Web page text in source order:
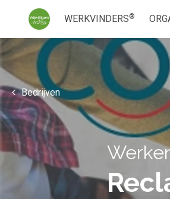
WERKVINDERS®
Bedrijven